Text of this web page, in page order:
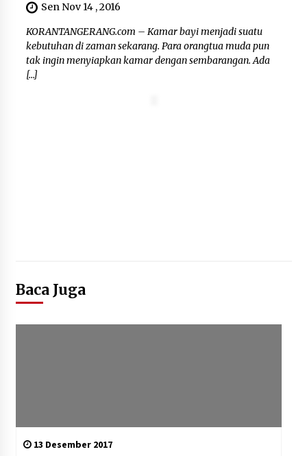
Sen Nov 14 , 2016
KORANTANGERANG.com – Kamar bayi menjadi suatu
kebutuhan di zaman sekarang. Para orangtua muda pun
tak ingin menyiapkan kamar dengan sembarangan. Ada
[…]
Baca Juga
13 Desember 2017